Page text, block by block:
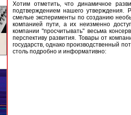
Хотим отметить, что динамичное
подтверждением нашего утверждения.
смелые эксперименты по созданию
компанией пути, а их неизменно
компании "просчитывать" весьма
перспективу развития. Товары от
государств, однако производственный
столь подробно и информативно: